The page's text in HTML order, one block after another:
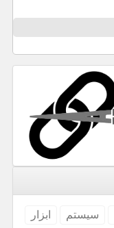
سیستم
ابزار